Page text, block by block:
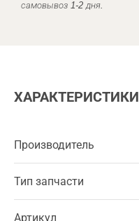
самовывоз 1-2 дня.
ХАРАКТЕРИСТИКИ
Производитель
Тип запчасти
Артикул